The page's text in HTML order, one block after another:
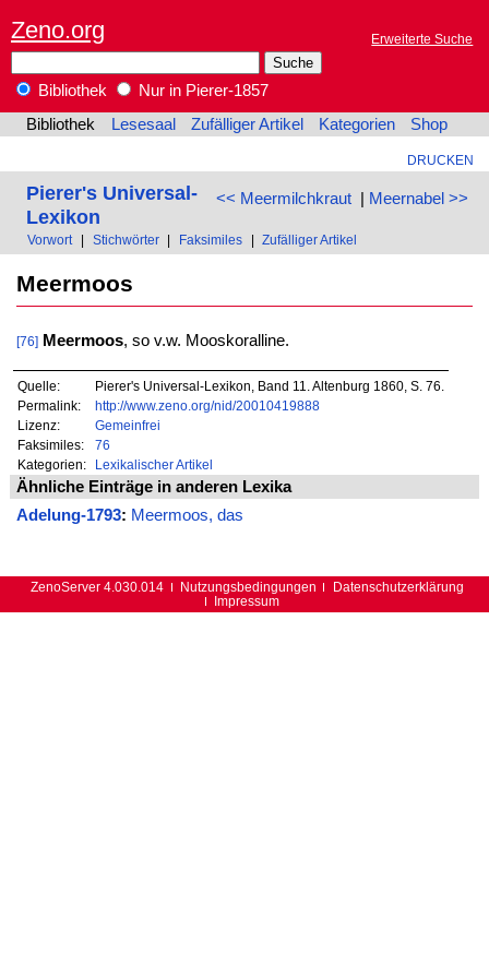
Zeno.org Erweiterte Suche
Bibliothek
Nur in Pierer-1857
Bibliothek
Lesesaal Zufälliger Artikel Kategorien Shop
DRUCKEN
<< Meermilchkraut| Meernabel >>
Pierer's Universal-
Lexikon
Vorwort Stichwörter Faksimiles Zufälliger Artikel
Meermoos
[76] Meermoos, so v.w. Mooskoralline.
Quelle:
Pierer's Universal-Lexikon, Band 11. Altenburg 1860, S. 76.
Permalink:
http://www.zeno.org/nid/20010419888
Lizenz:
Gemeinfrei
Faksimiles:
76
Kategorien:
Lexikalischer Artikel
Ähnliche Einträge in anderen Lexika
Adelung-1793: Meermoos, das
ZenoServer 4.030.014 Nutzungsbedingungen
Datenschutzerklärung
Impressum